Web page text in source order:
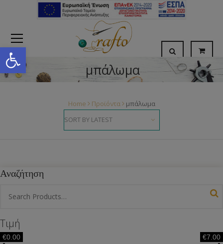
Open toolbar
μπάλωμα
Home Προϊόντα μπάλωμα
Αναζήτηση
Τιμή
€0.00 €7.00